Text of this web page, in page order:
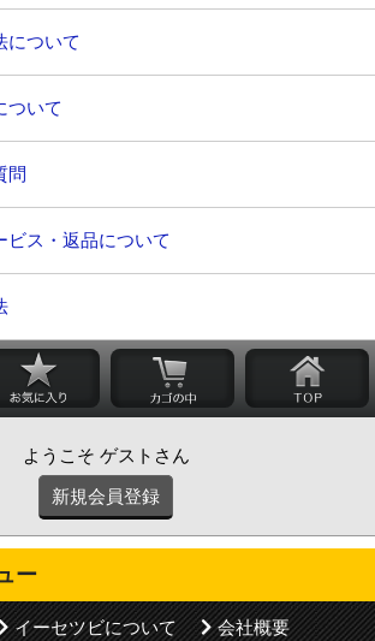
について
ついて
問
ビス・返品について
ようこそ ゲストさん
新規会員登録
ー
イーセツビについて 会社概要